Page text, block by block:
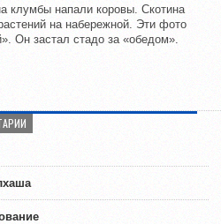
клумбы напали коровы. Скотина
на набережной. Эти фото
Он застал стадо за «обедом».